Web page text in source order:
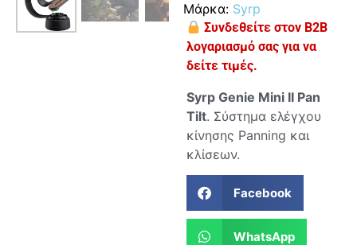
Μάρκα: Syrp
Συνδεθείτε στον B2B
λογαριασμό σας για να
δείτε τιμές.
Syrp Genie Mini ΙΙ Pan
Tilt. Σύστημα ελέγχου
κίνησης Panning και
κλίσεων.
Facebook
WhatsApp